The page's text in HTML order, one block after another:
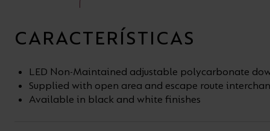
CARACTERÍSTICAS
LED Non-Maintained adjustable polycarbonate
Supplied with open area and escape route
Available in black and white finishes